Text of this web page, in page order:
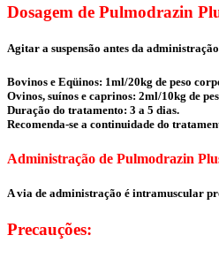
Dosagem de Pulmodrazin
Agitar a suspensão antes da
Bovinos e Eqüinos: 1ml/20kg de peso
Ovinos, suínos e caprinos: 2ml/10kg de
Duração do tratamento: 3 a 5 dias.
Recomenda-se a continuidade do
Administração de Pulmodrazin
A via de administração é intramuscular
Precauções: